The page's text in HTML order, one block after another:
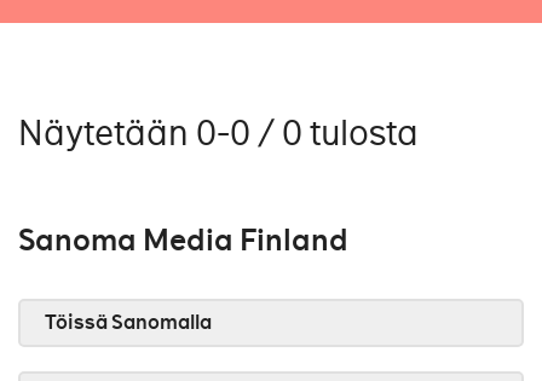
Näytetään 0-0 / 0 tulosta
Sanoma Media Finland
Töissä Sanomalla